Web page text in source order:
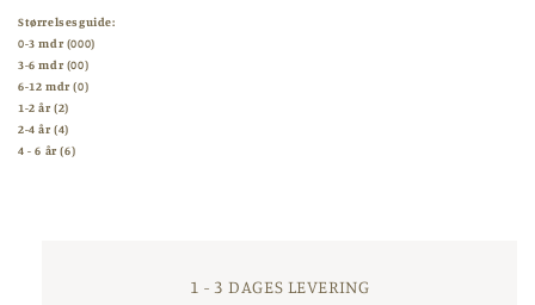
Størrelsesguide:
0-3 mdr (000)
3-6 mdr (00)
6-12 mdr (0)
1-2 år (2)
2-4 år (4)
4 - 6 år (6)
1 - 3 DAGES LEVERING